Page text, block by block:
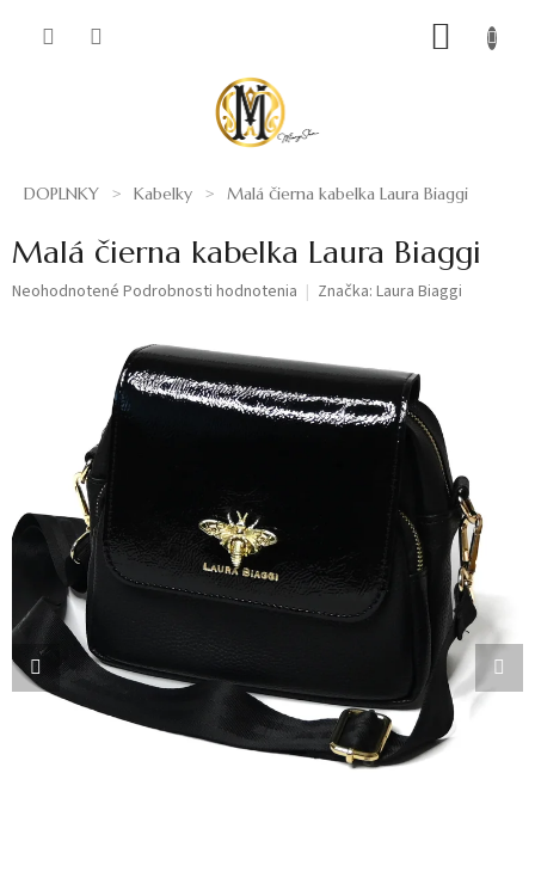
DOPLNKY Kabelky Malá čierna kabelka Laura Biaggi
Malá čierna kabelka Laura Biaggi
Priemerné
hviezdičiek.
Neohodnotené Podrobnosti hodnotenia Značka: Laura Biaggi